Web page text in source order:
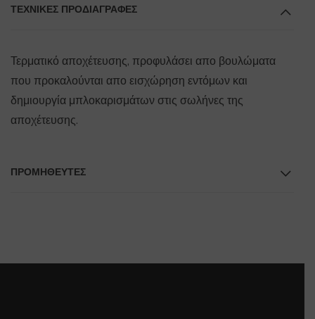
ΤΕΧΝΙΚΕΣ ΠΡΟΔΙΑΓΡΑΦΕΣ
Τερματικό αποχέτευσης, προφυλάσει απο βουλώματα
που προκαλούνται απο εισχώρηση εντόμων και
δημιουργία μπλοκαρισμάτων στις σωλήνες της
αποχέτευσης.
ΠΡΟΜΗΘΕΥΤΕΣ